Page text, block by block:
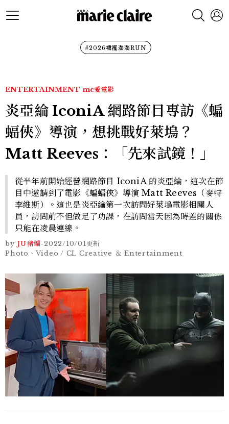
#2026裙襬澎澎RUN
ENTERTAINMENT mc愛電影
炎亞綸 IconiA 網路節目專訪《蝙
蝠俠》導演，想挑戰好萊塢？
Matt Reeves：「先來試鏡！」
從半年前開始經營網路節目 IconiA 的炎亞綸，這次在節
目中邀請到了電影《蝙蝠俠》導演 Matt Reeves（麥特
李維斯）。這也是炎亞綸第一次訪問好萊塢電影相關人
員，訪問前不但做足了功課，在訪問當天因為時差的關係
只能在凌晨連線。
by JU豬編-2022/10/01更新
Photo、Video / CL Creative ＆ Entertainment